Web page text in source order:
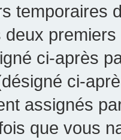
temporaires
ci-après
ci-
assignés
que vous